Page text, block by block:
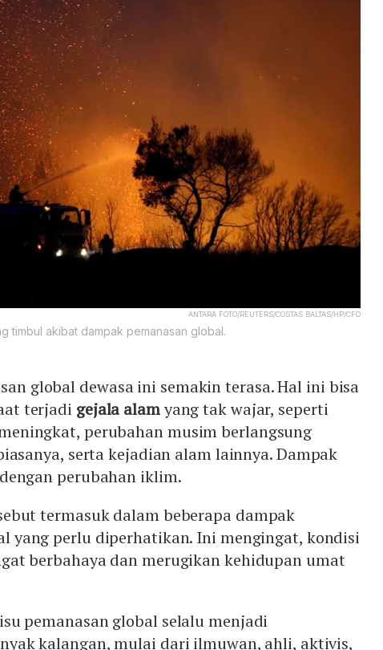
ANTARA FOTO/REUTERS/COSTAS BALTAS/HP/CFO
timbul akibat dampak pemanasan global.
global dewasa ini semakin terasa. Hal ini bisa
terjadi gejala alamyang tak wajar, seperti
perubahan musim berlangsung
serta kejadian alam lainnya. Dampak
perubahan iklim.
termasuk dalam beberapa dampak
yang perlu diperhatikan. Ini mengingat, kondisi
berbahaya dan merugikan kehidupan umat
pemanasan global selalu menjadi
kalangan, mulai dari ilmuwan, ahli, aktivis,